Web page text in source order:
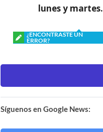
lunes y martes.
¿ENCONTRASTE UN
ERROR?
Síguenos en Google News: